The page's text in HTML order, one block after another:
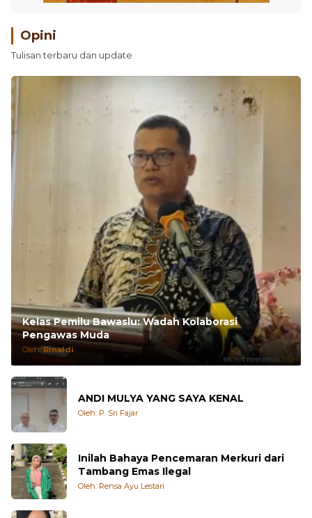
Opini
Tulisan terbaru dan update
Kelas Pemilu Bawaslu: Wadah Kolaborasi
Pengawas Muda
Oleh: Rinaldi
ANDI MULYA YANG SAYA KENAL
Oleh: P. Sri Fajar
Inilah Bahaya Pencemaran Merkuri dari
Tambang Emas Ilegal
Oleh: Rensa Ayu Lestari